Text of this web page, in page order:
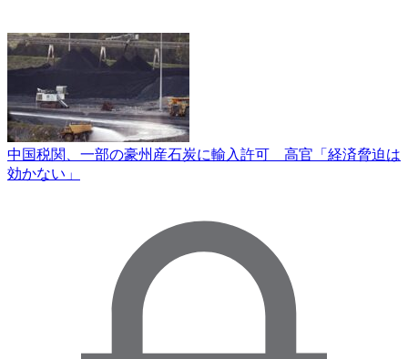
中国税関、一部の豪州産石炭に輸入許可 高官「経済脅迫は
効かない」